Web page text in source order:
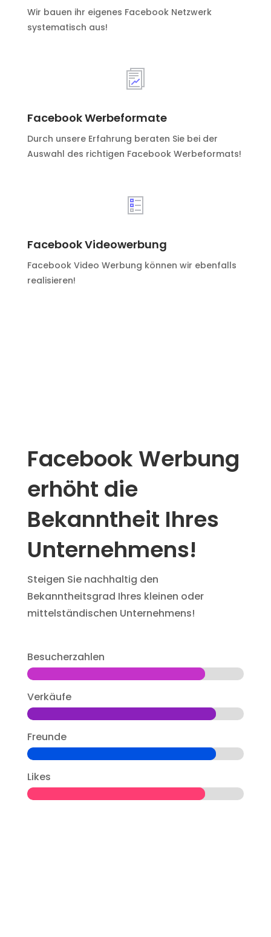
Wir bauen ihr eigenes Facebook Netzwerk
systematisch aus!
Facebook Werbeformate
Durch unsere Erfahrung beraten Sie bei der
Auswahl des richtigen Facebook Werbeformats!
Facebook Videowerbung
Facebook Video Werbung können wir ebenfalls
realisieren!
Facebook Werbung
erhöht die
Bekanntheit Ihres
Unternehmens!
Steigen Sie nachhaltig den
Bekanntheitsgrad Ihres kleinen oder
mittelständischen Unternehmens!
Besucherzahlen
Verkäufe
Freunde
Likes